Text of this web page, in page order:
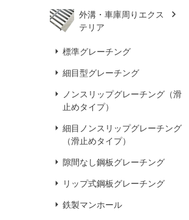
外溝・車庫周りエクス
テリア
標準グレーチング
細目型グレーチング
ノンスリップグレーチング（滑
止めタイプ）
細目ノンスリップグレーチング
（滑止めタイプ）
隙間なし鋼板グレーチング
リップ式鋼板グレーチング
鉄製マンホール